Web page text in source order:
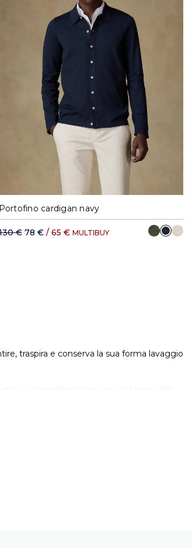
S M L
Portofino cardigan navy
€ 78 €/ 65 € MULTIBUY
traspira e conserva la sua forma lavaggio
e un'eccellente tenuta nel tempo. Un
eccessiva.